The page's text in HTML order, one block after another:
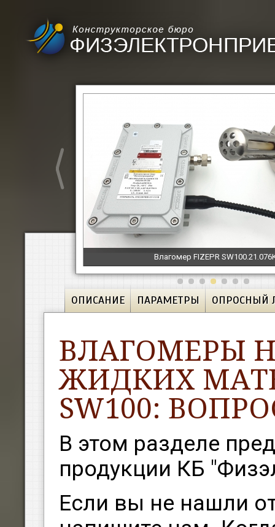
Влагомер FIZEPR
ОПИСАНИЕ ПАРАМЕТРЫ ОПРОСНЫЙ
ВЛАГОМЕРЫ
ЖИДКИХ
SW100:
В этом разделе
продукции КБ
Если вы не нашли